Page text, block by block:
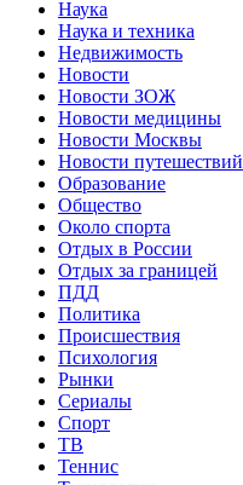
Наука
Наука и техника
Недвижимость
Новости
Новости ЗОЖ
Новости медицины
Новости Москвы
Новости путешествий
Образование
Общество
Около спорта
Отдых в России
Отдых за границей
ПДД
Политика
Происшествия
Психология
Рынки
Сериалы
Спорт
ТВ
Теннис